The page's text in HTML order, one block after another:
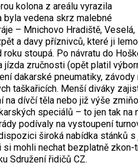
kolona z areálu vyrazila
byla vedena skrz malebné
– Mnichovo Hradiště, Veselá,
a davy příznivců, které ji
roku stoupá. Po návratu do
zručnosti (opět platil
dakarské pneumatiky,
taškařicích. Menší diváky
na dívčí těla nebo již výše
speciálů – to jen tak na
podívaly na vystoupení
široká nabídka stánků
si mohli nechat bezplatně
Sdružení řidičů CZ.